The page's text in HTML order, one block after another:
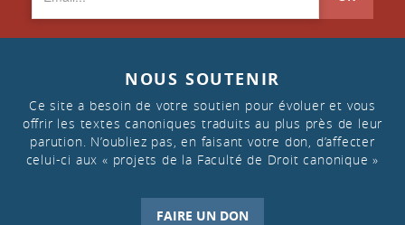
NOUS SOUTENIR
Ce site a besoin de votre soutien pour évoluer et vous
offrir les textes canoniques traduits au plus près de leur
parution. N’oubliez pas, en faisant votre don, d’affecter
celui-ci aux « projets de la Faculté de Droit canonique »
FAIRE UN DON